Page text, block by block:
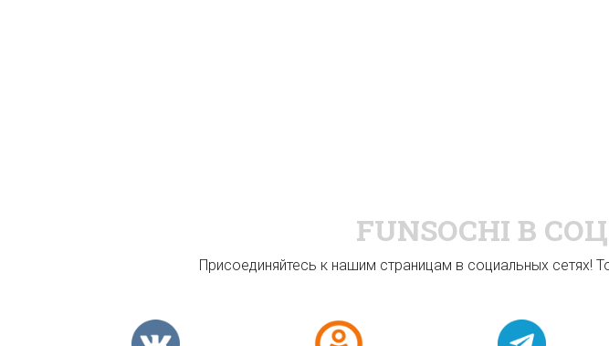
FUNSOCHI В
Присоединяйтесь к нашим страницам в социальных сетях!